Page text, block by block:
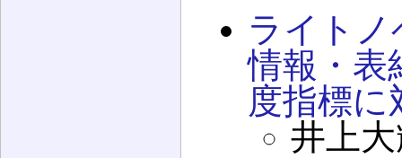
ライト
情報・表
度指標に
井上